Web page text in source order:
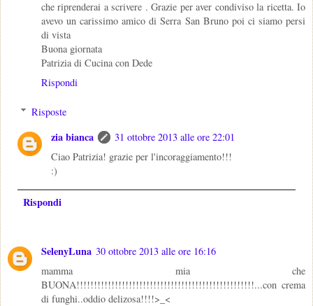
che riprenderai a scrivere . Grazie per aver condiviso la ricetta. Io
avevo un carissimo amico di Serra San Bruno poi ci siamo persi
di vista
Buona giornata
Patrizia di Cucina con Dede
Rispondi
Risposte
zia bianca
31 ottobre 2013 alle ore 22:01
Ciao Patrizia! grazie per l'incoraggiamento!!!
:)
Rispondi
SelenyLuna 30 ottobre 2013 alle ore 16:16
mamma mia che
BUONA!!!!!!!!!!!!!!!!!!!!!!!!!!!!!!!!!!!!!!!!!!!!!!!!!!!...con crema
di funghi..oddio delizosa!!!!>_<